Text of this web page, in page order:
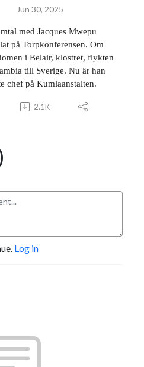
Jun 30, 2025
med Jacques Mwepu
på Torpkonferensen. Om
i Belair, klostret, flykten
till Sverige. Nu är han
chef på Kumlaanstalten.
2.1K
Log in